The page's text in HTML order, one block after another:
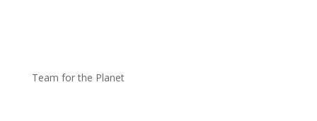
Team for the Planet